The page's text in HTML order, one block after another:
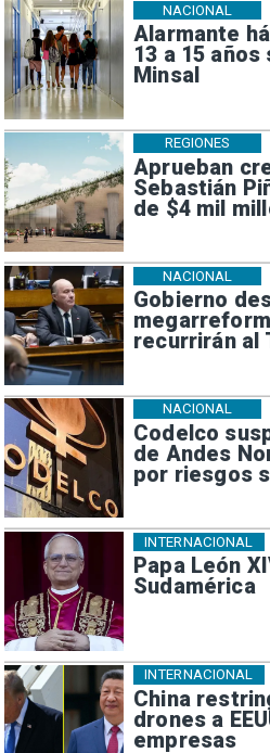
Alarmante
13 a 15
Minsal
NACIONAL
Aprueban
Sebastián
de $4 mil
REGIONES
Gobierno
recurrirán al
NACIONAL
Codelco
de Andes
por riesgos
NACIONAL
Papa León
Sudamérica
INTERNACIONAL
China
drones a
empresas
INTERNACIONAL